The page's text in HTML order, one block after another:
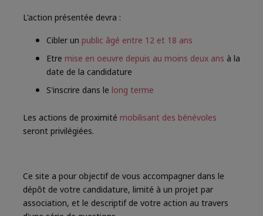
L'action présentée devra :
Cibler un public âgé entre 12 et 18 ans
Etre mise en oeuvre depuis au moins deux ans à la
date de la candidature
S'inscrire dans le long terme
Les actions de proximité mobilisant des bénévoles
seront privilégiées.
Ce site a pour objectif de vous accompagner dans le
dépôt de votre candidature, limité à un projet par
association, et le descriptif de votre action au travers